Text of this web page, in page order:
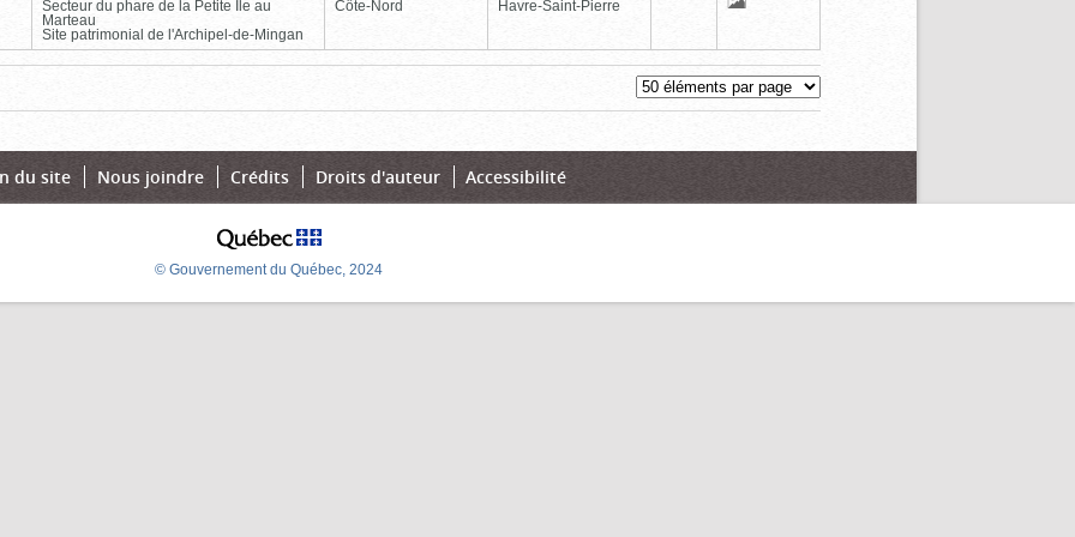
Secteur du phare de la Petite Île au
Marteau
Site patrimonial de l'Archipel-de-Mingan
Côte-Nord Havre-Saint-Pierre
du site Nous joindre Crédits Droits d'auteur Accessibilité
© Gouvernement du Québec, 2024